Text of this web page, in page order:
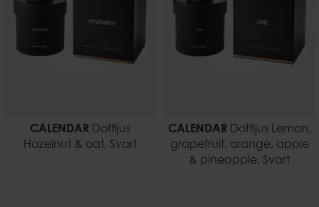
CALENDARDoftljus
Hazelnut & oat, Svart
CALENDARDoftljus Lemon,
grapefruit, orange, apple
& pineapple, Svart